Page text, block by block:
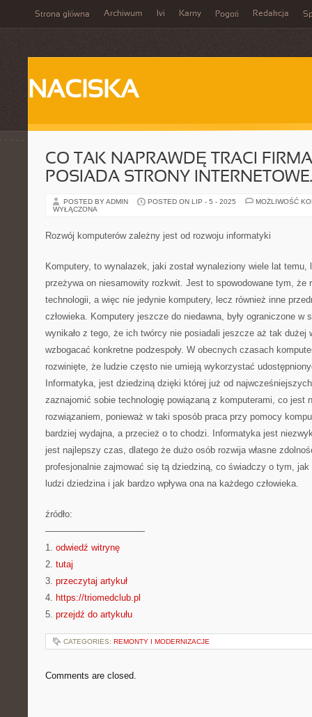
Strona główna Archiwum Ivi Karny Pogoń Redakcja
NACISKA
CO TAK NAPRAWDĘ TRACI
POSIADA STRONY
POSTED BY ADMIN POSTED ON LIP - 5 - 2025
MOŻLIWOŚĆ
WYŁĄCZONA
Rozwój komputerów zależny jest od rozwoju informatyki
Komputery, to wynalazek, jaki został wynaleziony wiele lat
przeżywa on niesamowity rozkwit. Jest to spowodowane tym, że
technologii, a więc nie jedynie komputery, lecz również inne
człowieka. Komputery jeszcze do niedawna, były ograniczone w
wynikało z tego, że ich twórcy nie posiadali jeszcze aż tak dużej
wzbogacać konkretne podzespoły. W obecnych czasach
rozwinięte, że ludzie często nie umieją wykorzystać
Informatyka, jest dziedziną dzięki której już od
zaznajomić sobie technologię powiązaną z komputerami, co jest
rozwiązaniem, ponieważ w taki sposób praca przy pomocy
bardziej wydajna, a przecież o to chodzi. Informatyka jest
jest najlepszy czas, dlatego że dużo osób rozwija własne
profesjonalnie zajmować się tą dziedziną, co świadczy o tym, jak
ludzi dziedzina i jak bardzo wpływa ona na każdego człowieka.
źródło:
———————————
1. odwiedź witrynę
2. tutaj
3. przeczytaj artykuł
4. https://triomedclub.pl
5. przejdź do artykułu
CATEGORIES: REMONTY I MODERNIZACJE
Comments are closed.